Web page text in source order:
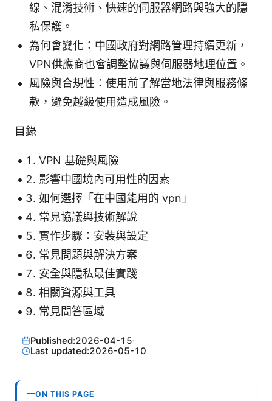
線、混淆技術、快速的伺服器網路與強大的隱
私保護。
為何會變化：中國政府對網路管理持續更新，
VPN供應商也會調整協議與伺服器地理位置。
風險與合規性：使用前了解當地法律與服務條
款，避免越級使用造成風險。
目錄
VPN 基礎與風險
影響中國境內可用性的因素
如何選擇「在中國能用的 vpn」
常見協議與技術解說
實作步驟：安裝與設定
常見問題與解決方案
安全與隱私最佳實踐
相關資源與工具
常見問答區域
Published:2026-04-15·
Last updated:2026-05-10
ON THIS PAGE